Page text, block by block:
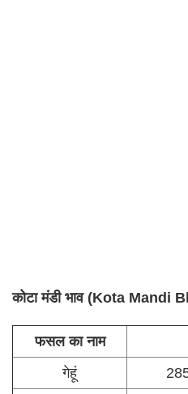
कोटा मंडी भाव (Kota Mandi
फसल का नाम
गेहूं